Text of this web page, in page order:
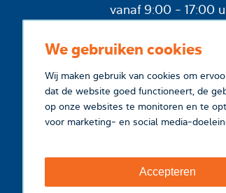
We gebruiken cookies
Wij maken gebruik van cookies om
dat de website goed functioneert, de
op onze websites te monitoren en te
voor marketing- en social media-
Accepteren